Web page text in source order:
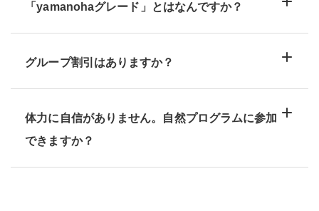
「yamanohaグレード」とはなんですか？
グループ割引はありますか？
体力に自信がありません。自然プログラムに参加
できますか？